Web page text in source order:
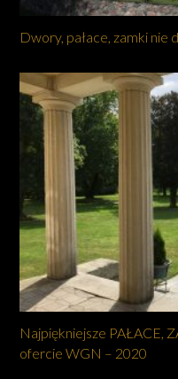
Dwory, pałace, zamki nie
Najpiękniejsze PAŁACE,
ofercie WGN – 2020